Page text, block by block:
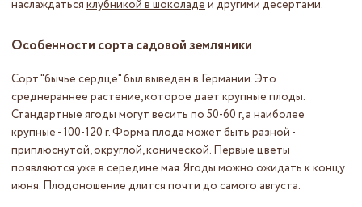
наслаждаться клубникой в шоколадеи другими десертами.
Особенности сорта садовой земляники
Сорт "бычье сердце" был выведен в Германии. Это
среднераннее растение, которое дает крупные плоды.
Стандартные ягоды могут весить по 50-60 г, а наиболее
крупные - 100-120 г. Форма плода может быть разной -
приплюснутой, округлой, конической. Первые цветы
появляются уже в середине мая. Ягоды можно ожидать к концу
июня. Плодоношение длится почти до самого августа.